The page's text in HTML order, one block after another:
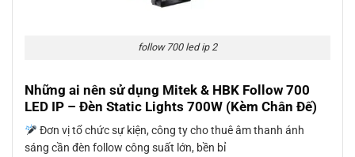
follow 700 led ip 2
Những ai nên sử dụng Mitek & HBK Follow 700
LED IP – Đèn Static Lights 700W (Kèm Chân Đế)
Đơn vị tổ chức sự kiện, công ty cho thuê âm thanh ánh
sáng cần đèn follow công suất lớn, bền bỉ